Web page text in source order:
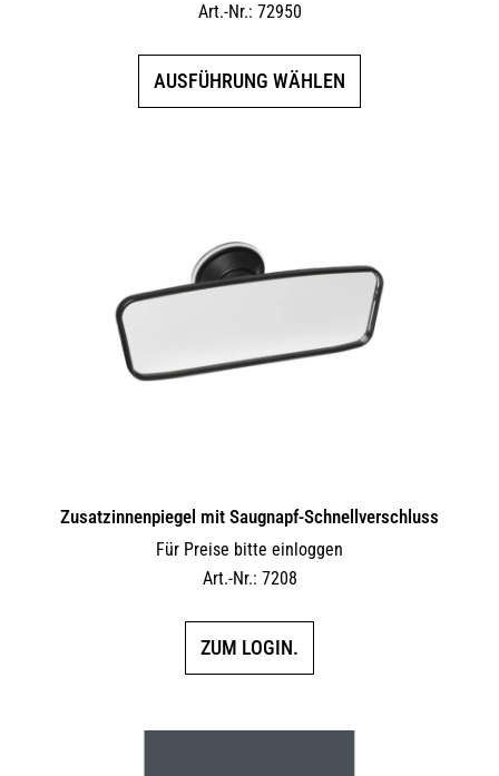
Art.-Nr.: 72950
AUSFÜHRUNG WÄHLEN
Optionen
können
auf
Zusatzinnenpiegel mit Saugnapf-Schnellverschluss
Für Preise bitte einloggen
Art.-Nr.: 7208
ZUM LOGIN.